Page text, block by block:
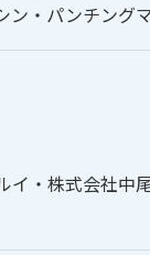
ン・パンチング
イ・株式会社中